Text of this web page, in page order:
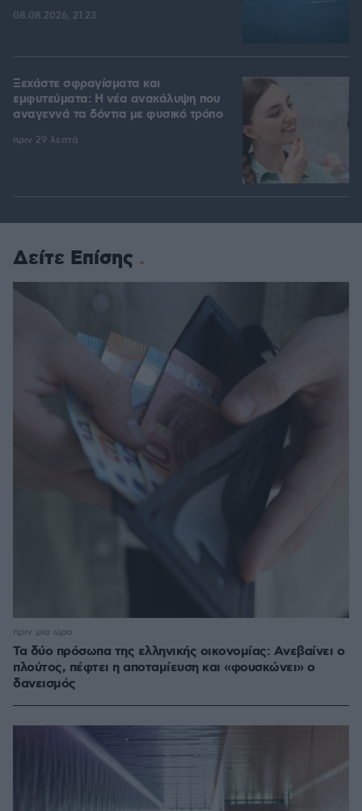
08.08.2026, 21:23
Ξεχάστε σφραγίσματα και
εμφυτεύματα: Η νέα ανακάλυψη που
αναγεννά τα δόντια με φυσικό τρόπο
πριν 29 λεπτά
Δείτε Επίσης
Τα δύο πρόσωπα της ελληνικής οικονομίας: Aνεβαίνει ο
πλούτος, πέφτει η αποταμίευση και «φουσκώνει» ο
δανεισμός
πριν μία ώρα